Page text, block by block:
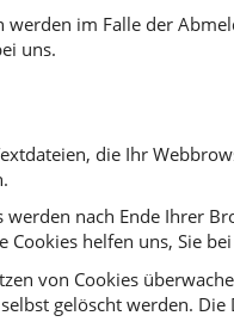
im Falle der
uns.
die Ihr
werden nach Ende Ihrer
Cookies helfen uns, Sie
von Cookies
gelöscht werden.